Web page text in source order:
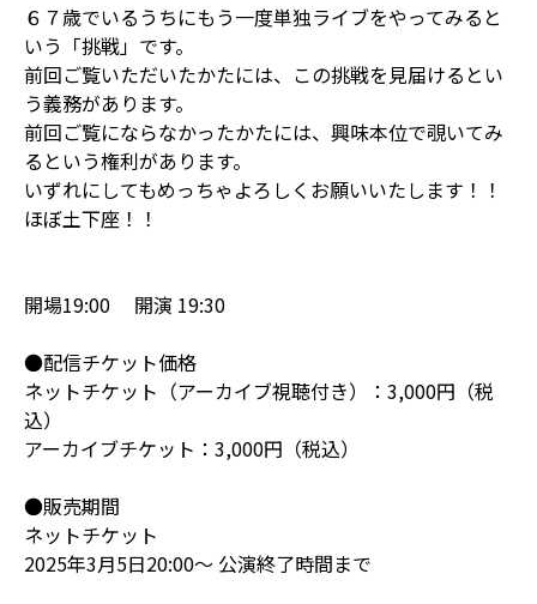
６７歳でいるうちにもう一度単独ライブをやってみると
いう「挑戦」です。
前回ご覧いただいたかたには、この挑戦を見届けるとい
う義務があります。
前回ご覧にならなかったかたには、興味本位で覗いてみ
るという権利があります。
いずれにしてもめっちゃよろしくお願いいたします！！
ほぼ土下座！！
開場19:00 開演 19:30
●配信チケット価格
ネットチケット（アーカイブ視聴付き）：3,000円（税
込）
アーカイブチケット：3,000円（税込）
●販売期間
ネットチケット
2025年3月5日20:00～ 公演終了時間まで